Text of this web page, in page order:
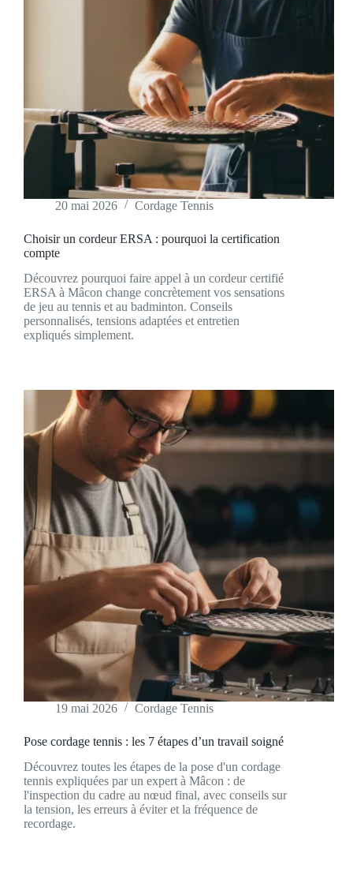
20 mai 2026 Cordage Tennis
Choisir un cordeur ERSA : pourquoi la certification
compte
Découvrez pourquoi faire appel à un cordeur certifié
ERSA à Mâcon change concrètement vos sensations
de jeu au tennis et au badminton. Conseils
personnalisés, tensions adaptées et entretien
expliqués simplement.
19 mai 2026 Cordage Tennis
Pose cordage tennis : les 7 étapes d’un travail soigné
Découvrez toutes les étapes de la pose d'un cordage
tennis expliquées par un expert à Mâcon : de
l'inspection du cadre au nœud final, avec conseils sur
la tension, les erreurs à éviter et la fréquence de
recordage.